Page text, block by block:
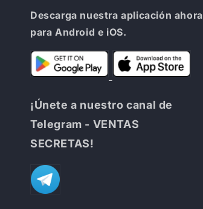
Descarga nuestra aplicación ahora
para Android e iOS.
¡Únete a nuestro canal de
Telegram - VENTAS
SECRETAS!